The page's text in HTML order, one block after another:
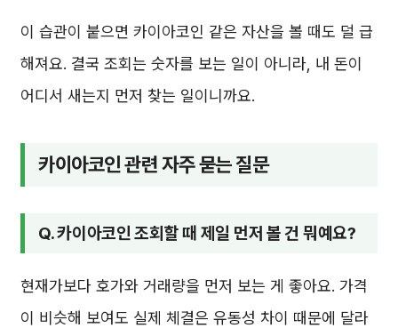
이 습관이 붙으면 카이아코인 같은 자산을 볼 때도 덜 급
해져요. 결국 조회는 숫자를 보는 일이 아니라, 내 돈이
어디서 새는지 먼저 찾는 일이니까요.
카이아코인 관련 자주 묻는 질문
Q. 카이아코인 조회할 때 제일 먼저 볼 건 뭐예요?
현재가보다 호가와 거래량을 먼저 보는 게 좋아요. 가격
이 비슷해 보여도 실제 체결은 유동성 차이 때문에 달라